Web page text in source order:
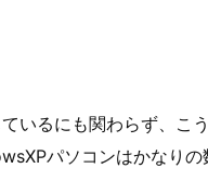
いるにも関わらず、こ
パソコンはかなりの